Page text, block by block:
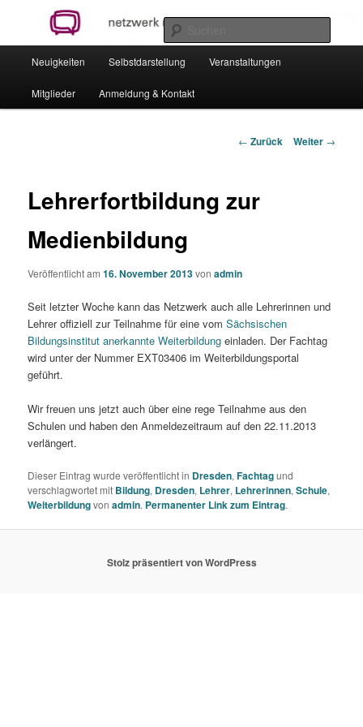
wechseln
Netzwerk Medienbildung Dresden
netzwerk.medienbildung.dresden
Neuigkeiten Selbstdarstellung Veranstaltungen
Mitglieder Anmeldung & Kontakt
Beitrags-
← Zurück Weiter →
Lehrerfortbildung zur
Medienbildung
Veröffentlicht am16. November 2013vonadmin
Seit letzter Woche kann das Netzwerk auch alle Lehrerinnen und
Lehrer offiziell zur Teilnahme für eine vomSächsischen
Bildungsinstitut anerkannte Weiterbildung einladen. Der Fachtag
wird unter der Nummer EXT03406 im Weiterbildungsportal
geführt.
Wir freuen uns jetzt auch über eine rege Teilnahme aus den
Schulen und haben den Anmeldezeitraum auf den 22.11.2013
verlängert.
Dieser Eintrag wurde veröffentlicht in Dresden,Fachtagund
verschlagwortet mit Bildung, Dresden, Lehrer, Lehrerinnen,Schule,
Weiterbildungvonadmin. Permanenter Link zum Eintrag.
Stolz präsentiert von WordPress